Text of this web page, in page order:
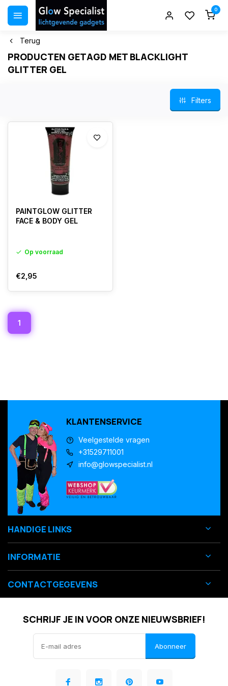
0
Terug
PRODUCTEN GETAGD MET BLACKLIGHT
GLITTER GEL
Filters
PAINTGLOW GLITTER
FACE & BODY GEL
Op voorraad
€2,95
1
KLANTENSERVICE
Veelgestelde vragen
+31529711001
info@glowspecialist.nl
HANDIGE LINKS
INFORMATIE
CONTACTGEGEVENS
SCHRIJF JE IN VOOR ONZE NIEUWSBRIEF!
Abonneer